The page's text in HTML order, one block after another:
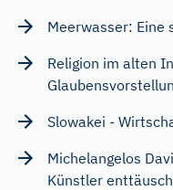
Meerwasser: Eine
Religion im alten
Slowakei -
Michelangelos
Künstler